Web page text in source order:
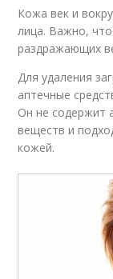
Кожа век и
лица. Важно,
раздражающих
Для удаления
аптечные
Он не содержит
веществ и
кожей.